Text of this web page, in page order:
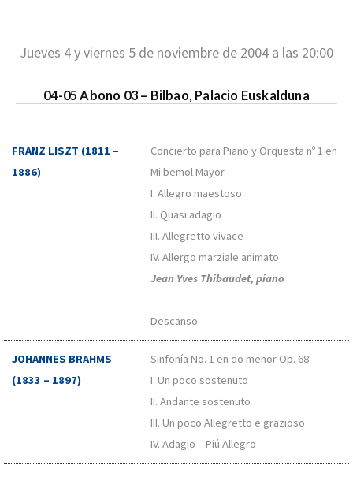
Jueves 4 y viernes 5 de noviembre de 2004 a las 20:00
04-05 Abono 03 – Bilbao, Palacio Euskalduna
FRANZ LISZT (1811 –
1886)
Concierto para Piano y Orquesta nº 1 en
Mi bemol Mayor
I. Allegro maestoso
II. Quasi adagio
III. Allegretto vivace
IV. Allergo marziale animato
Jean Yves Thibaudet, piano
Descanso
JOHANNES BRAHMS
(1833 – 1897)
Sinfonía No. 1 en do menor Op. 68
I. Un poco sostenuto
II. Andante sostenuto
III. Un poco Allegretto e grazioso
IV. Adagio – Piú Allegro